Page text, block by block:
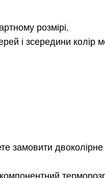
розмірі.
і зсередини колір
замовити